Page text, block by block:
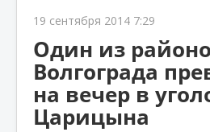
19 сентября 2014 7:29
Один из
Волгограда
на вечер в
Царицына